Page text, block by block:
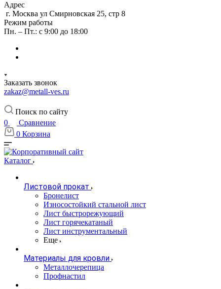
Адрес
г. Москва ул Смирновская 25, стр 8
Режим работы
Пн. – Пт.: с 9:00 до 18:00
Заказать звонок
zakaz@metall-ves.ru
Поиск по сайту
0
Сравнение
0 Корзина
Каталог
Листовой прокат
Бронелист
Износостойкий стальной лист
Лист быстрорежующий
Лист горячекатаный
Лист инструментальный
Еще
Материалы для кровли
Металлочерепица
Профнастил